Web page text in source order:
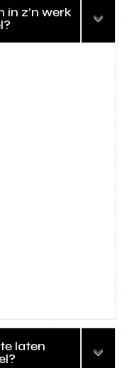
in z’n werk
laten